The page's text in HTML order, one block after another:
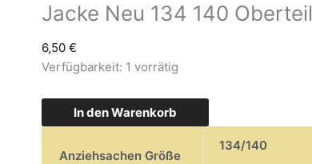
Jacke Neu 134 140 Oberteil
6,50 €
Verfügbarkeit: 1 vorrätig
In den Warenkorb
Anziehsachen Größe
134/140